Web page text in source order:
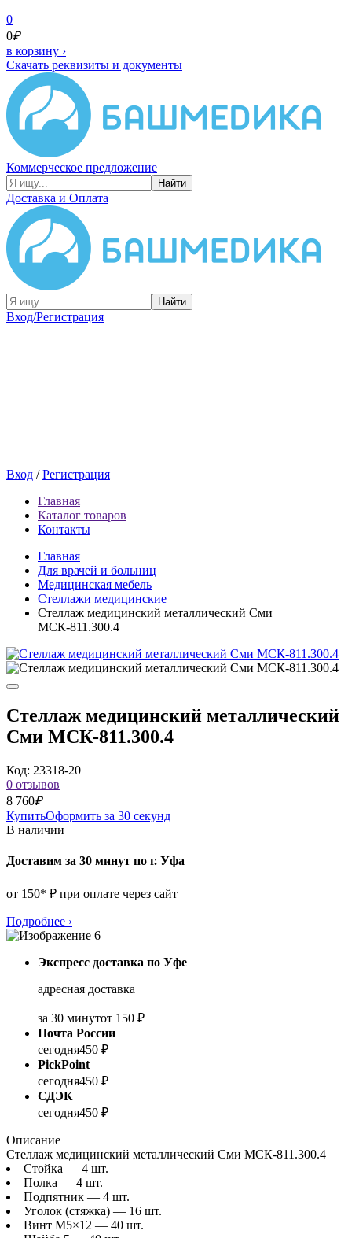
0
0₽
в корзину ›
Скачать реквизиты и документы
Коммерческое предложение
Найти
Доставка и Оплата
Найти
Вход/Регистрация
Вход /Регистрация
Главная
Каталог товаров
Контакты
Главная
Для врачей и больниц
Медицинская мебель
Стеллажи медицинские
Стеллаж медицинский металлический Сми
МСК-811.300.4
Стеллаж медицинский металлический
Сми МСК-811.300.4
Код: 23318-20
0 отзывов
8 760₽
КупитьОформить за 30 секунд
В наличии
Доставим за 30 минут по г. Уфа
от 150* ₽ при оплате через сайт
Подробнее ›
Экспресс доставка по Уфе
адресная доставка
за 30 минутот 150 ₽
Почта России
сегодня450 ₽
PickPoint
сегодня450 ₽
СДЭК
сегодня450 ₽
Описание
Стеллаж медицинский металлический Сми МСК-811.300.4
Стойка — 4 шт.
Полка — 4 шт.
Подпятник — 4 шт.
Уголок (стяжка) — 16 шт.
Винт М5×12 — 40 шт.